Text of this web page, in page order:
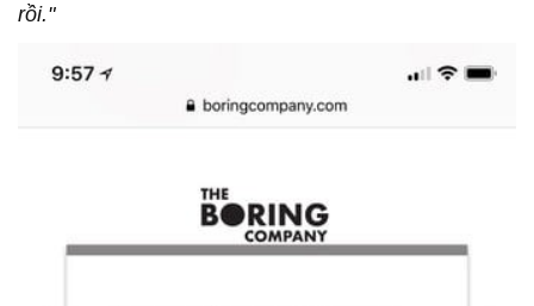
rồi."